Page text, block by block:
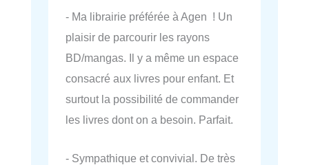
- Ma librairie préférée à Agen ! Un
plaisir de parcourir les rayons
BD/mangas. Il y a même un espace
consacré aux livres pour enfant. Et
surtout la possibilité de commander
les livres dont on a besoin. Parfait.
- Sympathique et convivial. De très